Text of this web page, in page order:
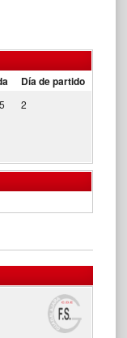
Día de partido
2